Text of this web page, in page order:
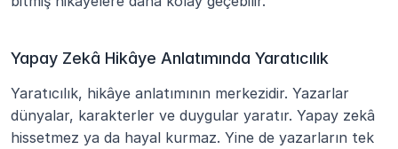
Yapay Zekâ Hikâye Anlatımında Yaratıcılık
Yaratıcılık, hikâye anlatımının merkezidir. Yazarlar
dünyalar, karakterler ve duygular yaratır. Yapay zekâ
hissetmez ya da hayal kurmaz. Yine de yazarların tek